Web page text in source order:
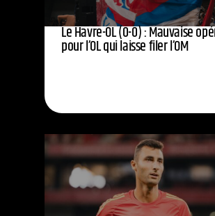
Le Havre-OL (0-0) : Mauvaise
pour l’OL qui laisse filer l’OM